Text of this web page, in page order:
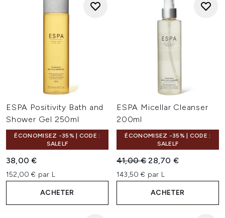
ESPA Positivity Bath and
Shower Gel 250ml
ÉCONOMISEZ -35% | CODE :
SALELF
38,00 €
152,00 € par L
ACHETER
ESPA Micellar Cleanser
200ml
ÉCONOMISEZ -35% | CODE :
SALELF
Prix de vente :
41,00 €Prix ​​actuel :
28,70 €
143,50 € par L
ACHETER